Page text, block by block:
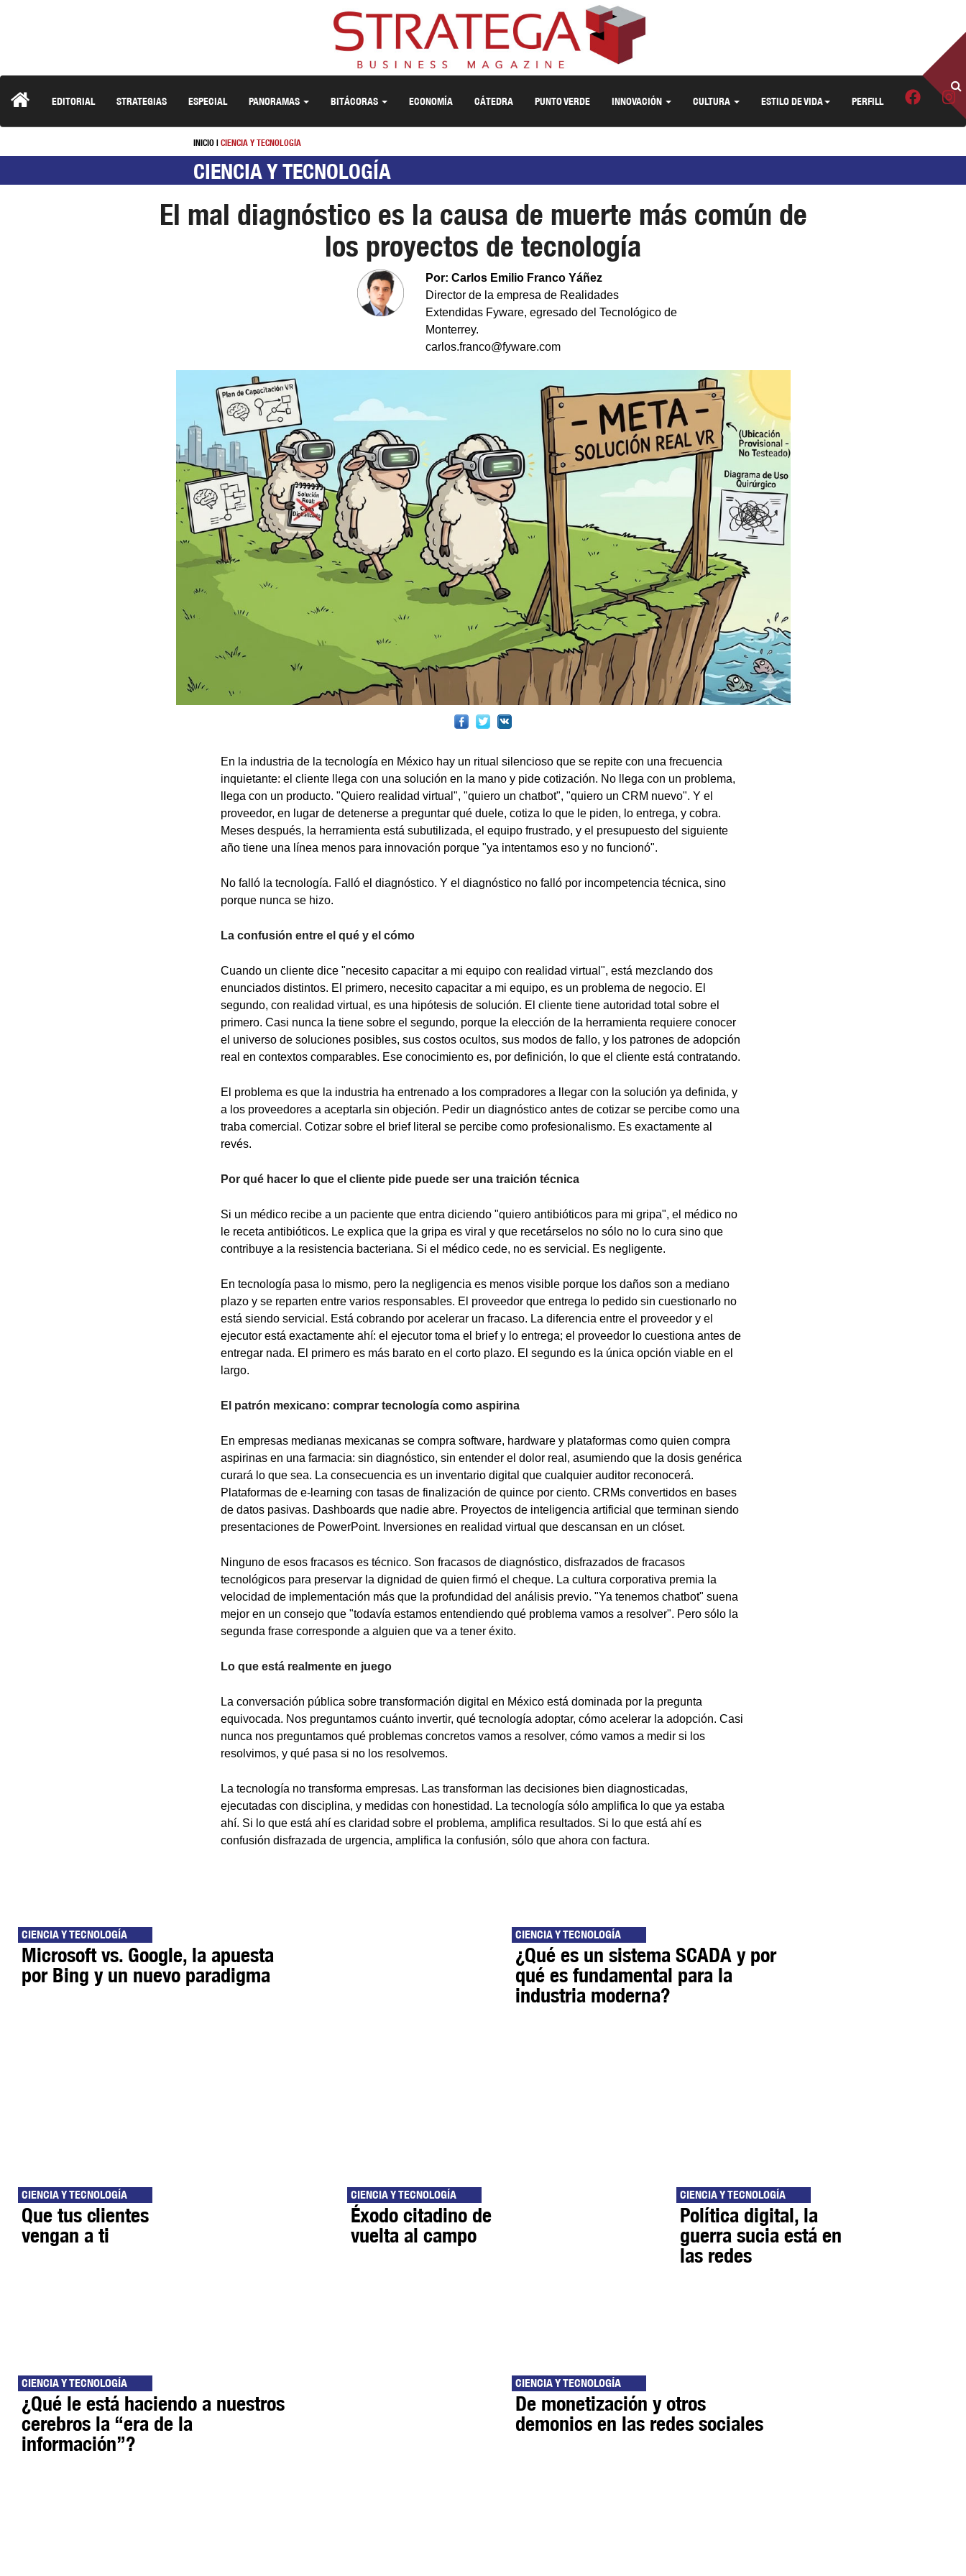
EDITORIAL STRATEGIAS ESPECIAL PANORAMAS BITÁCORAS ECONOMÍA CÁTEDRA PUNTO VERDE INNOVACIÓN CULTURA ESTILO DE VIDA PERFILL
INICIO| CIENCIA Y TECNOLOGÍA
CIENCIA Y TECNOLOGÍA
El mal diagnóstico es la causa de muerte más común de
los proyectos de tecnología
Por: Carlos Emilio Franco Yáñez
Director de la empresa de Realidades
Extendidas Fyware, egresado del Tecnológico de
Monterrey.
carlos.franco@fyware.com
En la industria de la tecnología en México hay un ritual silencioso que se repite con una frecuencia
inquietante: el cliente llega con una solución en la mano y pide cotización. No llega con un problema,
llega con un producto. "Quiero realidad virtual", "quiero un chatbot", "quiero un CRM nuevo". Y el
proveedor, en lugar de detenerse a preguntar qué duele, cotiza lo que le piden, lo entrega, y cobra.
Meses después, la herramienta está subutilizada, el equipo frustrado, y el presupuesto del siguiente
año tiene una línea menos para innovación porque "ya intentamos eso y no funcionó".
No falló la tecnología. Falló el diagnóstico. Y el diagnóstico no falló por incompetencia técnica, sino
porque nunca se hizo.
La confusión entre el qué y el cómo
Cuando un cliente dice "necesito capacitar a mi equipo con realidad virtual", está mezclando dos
enunciados distintos. El primero, necesito capacitar a mi equipo, es un problema de negocio. El
segundo, con realidad virtual, es una hipótesis de solución. El cliente tiene autoridad total sobre el
primero. Casi nunca la tiene sobre el segundo, porque la elección de la herramienta requiere conocer
el universo de soluciones posibles, sus costos ocultos, sus modos de fallo, y los patrones de adopción
real en contextos comparables. Ese conocimiento es, por definición, lo que el cliente está contratando.
El problema es que la industria ha entrenado a los compradores a llegar con la solución ya definida, y
a los proveedores a aceptarla sin objeción. Pedir un diagnóstico antes de cotizar se percibe como una
traba comercial. Cotizar sobre el brief literal se percibe como profesionalismo. Es exactamente al
revés.
Por qué hacer lo que el cliente pide puede ser una traición técnica
Si un médico recibe a un paciente que entra diciendo "quiero antibióticos para mi gripa", el médico no
le receta antibióticos. Le explica que la gripa es viral y que recetárselos no sólo no lo cura sino que
contribuye a la resistencia bacteriana. Si el médico cede, no es servicial. Es negligente.
En tecnología pasa lo mismo, pero la negligencia es menos visible porque los daños son a mediano
plazo y se reparten entre varios responsables. El proveedor que entrega lo pedido sin cuestionarlo no
está siendo servicial. Está cobrando por acelerar un fracaso. La diferencia entre el proveedor y el
ejecutor está exactamente ahí: el ejecutor toma el brief y lo entrega; el proveedor lo cuestiona antes de
entregar nada. El primero es más barato en el corto plazo. El segundo es la única opción viable en el
largo.
El patrón mexicano: comprar tecnología como aspirina
En empresas medianas mexicanas se compra software, hardware y plataformas como quien compra
aspirinas en una farmacia: sin diagnóstico, sin entender el dolor real, asumiendo que la dosis genérica
curará lo que sea. La consecuencia es un inventario digital que cualquier auditor reconocerá.
Plataformas de e-learning con tasas de finalización de quince por ciento. CRMs convertidos en bases
de datos pasivas. Dashboards que nadie abre. Proyectos de inteligencia artificial que terminan siendo
presentaciones de PowerPoint. Inversiones en realidad virtual que descansan en un clóset.
Ninguno de esos fracasos es técnico. Son fracasos de diagnóstico, disfrazados de fracasos
tecnológicos para preservar la dignidad de quien firmó el cheque. La cultura corporativa premia la
velocidad de implementación más que la profundidad del análisis previo. "Ya tenemos chatbot" suena
mejor en un consejo que "todavía estamos entendiendo qué problema vamos a resolver". Pero sólo la
segunda frase corresponde a alguien que va a tener éxito.
Lo que está realmente en juego
La conversación pública sobre transformación digital en México está dominada por la pregunta
equivocada. Nos preguntamos cuánto invertir, qué tecnología adoptar, cómo acelerar la adopción. Casi
nunca nos preguntamos qué problemas concretos vamos a resolver, cómo vamos a medir si los
resolvimos, y qué pasa si no los resolvemos.
La tecnología no transforma empresas. Las transforman las decisiones bien diagnosticadas,
ejecutadas con disciplina, y medidas con honestidad. La tecnología sólo amplifica lo que ya estaba
ahí. Si lo que está ahí es claridad sobre el problema, amplifica resultados. Si lo que está ahí es
confusión disfrazada de urgencia, amplifica la confusión, sólo que ahora con factura.
CIENCIA Y TECNOLOGÍA
Microsoft vs. Google, la apuesta
por Bing y un nuevo paradigma
CIENCIA Y TECNOLOGÍA
¿Qué es un sistema SCADA y por
qué es fundamental para la
industria moderna?
CIENCIA Y TECNOLOGÍA
Que tus clientes
vengan a ti
CIENCIA Y TECNOLOGÍA
Éxodo citadino de
vuelta al campo
CIENCIA Y TECNOLOGÍA
Política digital, la
guerra sucia está en
las redes
CIENCIA Y TECNOLOGÍA
¿Qué le está haciendo a nuestros
cerebros la “era de la
información”?
CIENCIA Y TECNOLOGÍA
De monetización y otros
demonios en las redes sociales